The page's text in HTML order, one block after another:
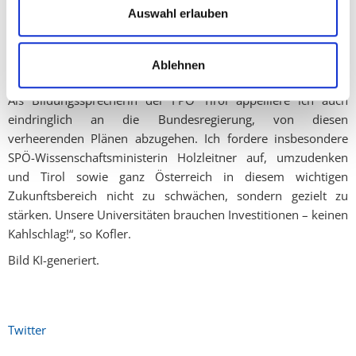
Auswahl erlauben
Ablehnen
Kahlschlag stellen und gegenüber der Bundesregierung eine
starke Stimme für die Universitäten und die Länder erheben.
Als Bildungssprecherin der FPÖ Tirol appelliere ich auch
eindringlich an die Bundesregierung, von diesen
verheerenden Plänen abzugehen. Ich fordere insbesondere
SPÖ-Wissenschaftsministerin Holzleitner auf, umzudenken
und Tirol sowie ganz Österreich in diesem wichtigen
Zukunftsbereich nicht zu schwächen, sondern gezielt zu
stärken. Unsere Universitäten brauchen Investitionen – keinen
Kahlschlag!“, so Kofler.
Bild KI-generiert.
Twitter